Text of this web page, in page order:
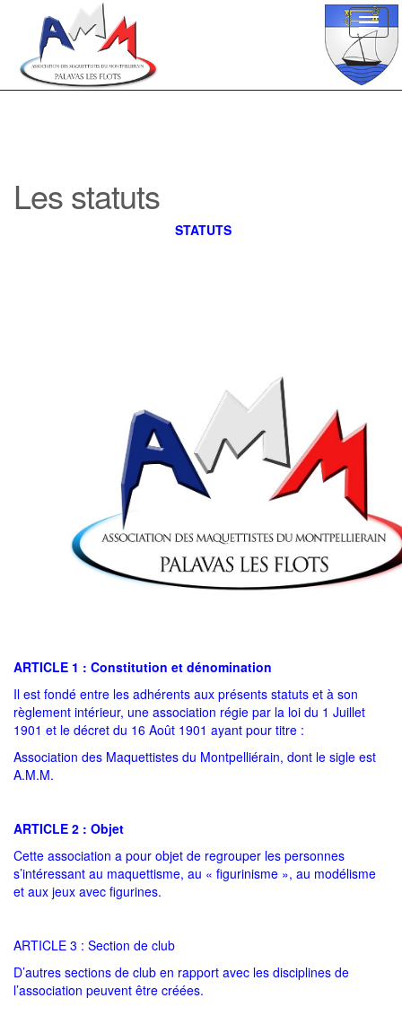
Les statuts
STATUTS
ARTICLE 1 : Constitution et dénomination
Il est fondé entre les adhérents aux présents statuts et à son
règlement intérieur, une association régie par la loi du 1 Juillet
1901 et le décret du 16 Août 1901 ayant pour titre :
Association des Maquettistes du Montpelliérain, dont le sigle est
A.M.M.
ARTICLE 2 : Objet
Cette association a pour objet de regrouper les personnes
s’intéressant au maquettisme, au « figurinisme », au modélisme
et aux jeux avec figurines.
ARTICLE 3 : Section de club
D’autres sections de club en rapport avec les disciplines de
l’association peuvent être créées.